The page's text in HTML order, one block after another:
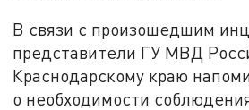
В связи с произошедшим
представители ГУ МВД
Краснодарскому краю
о необходимости